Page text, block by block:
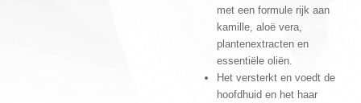
met een formule rijk aan
kamille, aloë vera,
plantenextracten en
essentiële oliën.
Het versterkt en voedt de
hoofdhuid en het haar